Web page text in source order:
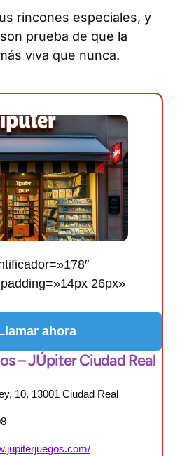
rincones especiales, y
prueba de que la
viva que nunca.
26px»
ahora
– JÚpiter Ciudad Real
10, 13001 Ciudad Real